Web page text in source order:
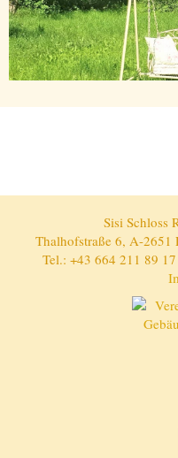
Sisi Schloss
Thalhofstraße 6, A-2651
Tel.: +43 664 211 89